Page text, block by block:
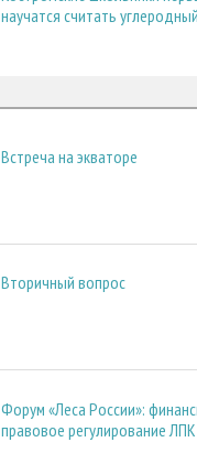
научатся считать
Встреча на экваторе
Вторичный вопрос
Форум «Леса России»:
правовое регулирование ЛПК